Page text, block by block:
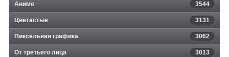
Аниме 3544
Цветастые 3131
Пиксельная графика 3062
От третьего лица 3013